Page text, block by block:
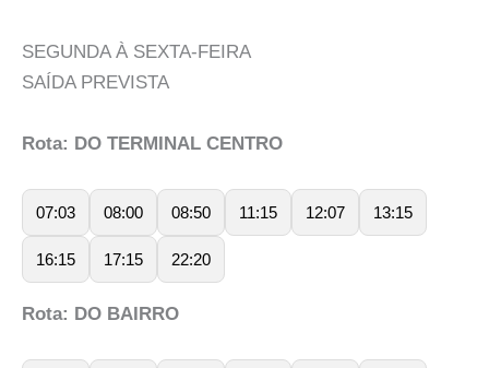
SEGUNDA À SEXTA-FEIRA
SAÍDA PREVISTA
Rota: DO TERMINAL CENTRO
07:03 08:00 08:50 11:15 12:07 13:15
16:15 17:15 22:20
Rota: DO BAIRRO